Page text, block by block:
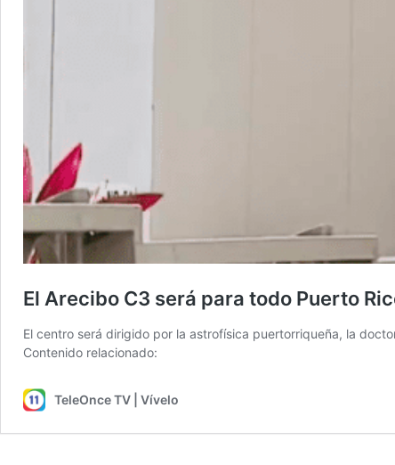
El Arecibo C3 será para todo Puerto
El centro será dirigido por la astrofísica puertorriqueña, la
Contenido relacionado:
TeleOnce TV | Vívelo